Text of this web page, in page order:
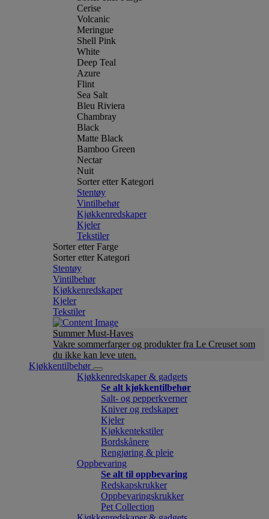
Cerise
Volcanic
Meringue
Shell Pink
White
Deep Teal
Azure
Flint
Sea Salt
Bleu Riviera
Chambray
Black
Matte Black
Bamboo Green
Nectar
Nuit
Sorter etter Kategori
Stentøy
Vintilbehør
Kjøkkenredskaper
Kjeler
Tekstiler
Sorter etter Farge
Sorter etter Kategori
Stentøy
Vintilbehør
Kjøkkenredskaper
Kjeler
Tekstiler
Summer Must-Haves
Vakre sommerfarger og produkter fra Le Creuset som
du ikke kan leve uten.
Kjøkkentilbehør
Kjøkkenredskaper & gadgets
Se alt kjøkkentilbehør
Salt- og pepperkverner
Kniver og redskaper
Kjeler
Kjøkkentekstiler
Bordskånere
Rengjøring & pleie
Oppbevaring
Se alt til oppbevaring
Redskapskrukker
Oppbevaringskrukker
Pet Collection